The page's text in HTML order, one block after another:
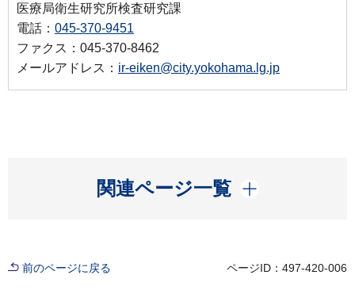
医療局衛生研究所検査研究課
電話： 045-370-9451
ファクス：045-370-8462
メールアドレス： ir-eiken@city.yokohama.lg.jp
関連ページ一覧
開く
前のページに戻る ページID：497-420-006